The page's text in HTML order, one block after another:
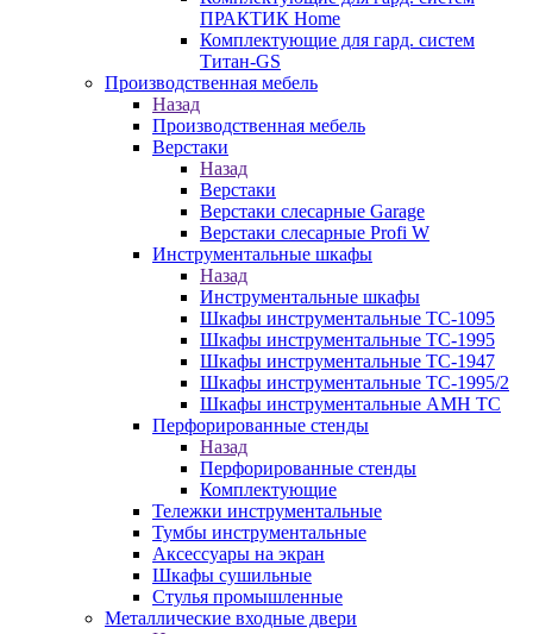
ПРАКТИК Home
Комплектующие для гард. систем
Титан-GS
Производственная мебель
Назад
Производственная мебель
Верстаки
Назад
Верстаки
Верстаки слесарные Garage
Верстаки слесарные Profi W
Инструментальные шкафы
Назад
Инструментальные шкафы
Шкафы инструментальные TC-1095
Шкафы инструментальные TC-1995
Шкафы инструментальные TC-1947
Шкафы инструментальные TC-1995/2
Шкафы инструментальные AMH TC
Перфорированные стенды
Назад
Перфорированные стенды
Комплектующие
Тележки инструментальные
Тумбы инструментальные
Аксессуары на экран
Шкафы сушильные
Стулья промышленные
Металлические входные двери